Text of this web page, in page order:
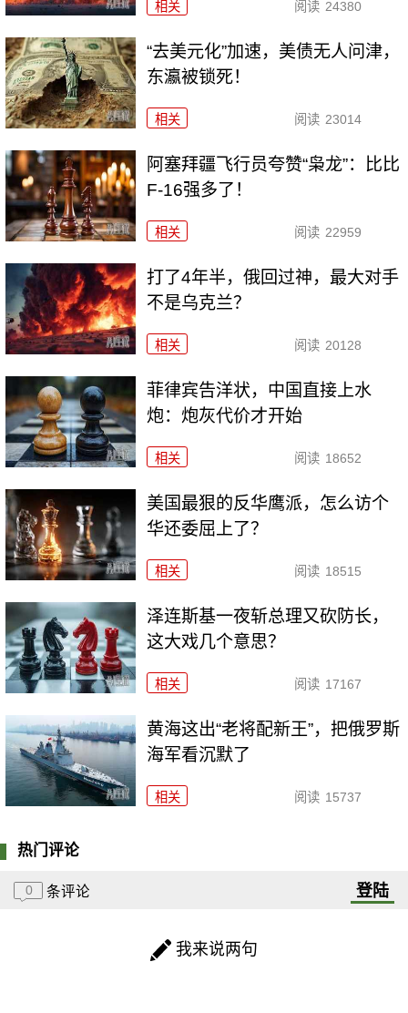
相关 阅读 24380
“去美元化”加速，美债无人问津，
东瀛被锁死！
相关 阅读 23014
阿塞拜疆飞行员夸赞“枭龙”：比比
F-16强多了！
相关 阅读 22959
打了4年半，俄回过神，最大对手
不是乌克兰？
相关 阅读 20128
菲律宾告洋状，中国直接上水
炮：炮灰代价才开始
相关 阅读 18652
美国最狠的反华鹰派，怎么访个
华还委屈上了？
相关 阅读 18515
泽连斯基一夜斩总理又砍防长，
这大戏几个意思？
相关 阅读 17167
黄海这出“老将配新王”，把俄罗斯
海军看沉默了
相关 阅读 15737
热门评论
0 条评论 登陆
我来说两句